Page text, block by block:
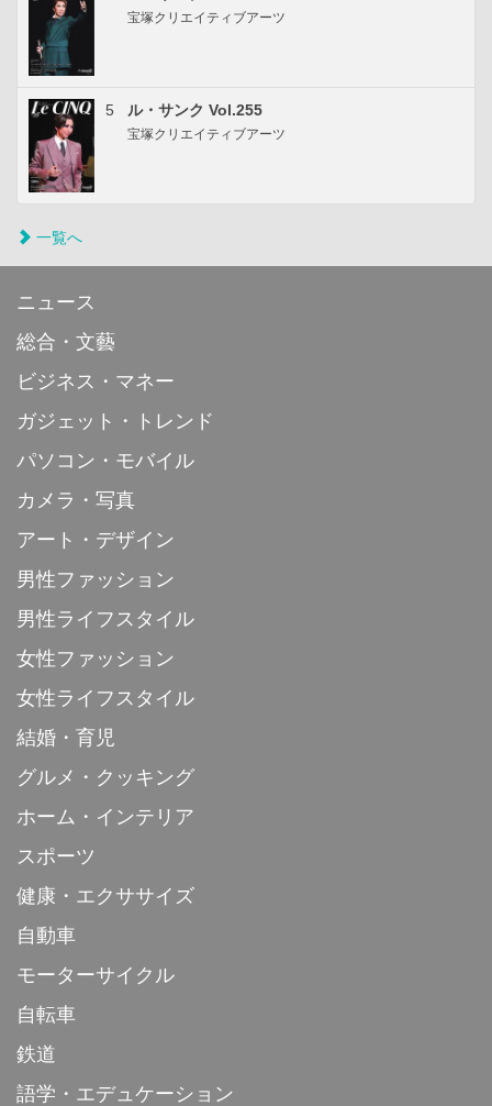
宝塚クリエイティブアーツ
5 ル・サンク Vol.255
宝塚クリエイティブアーツ
一覧へ
ニュース
総合・文藝
ビジネス・マネー
ガジェット・トレンド
パソコン・モバイル
カメラ・写真
アート・デザイン
男性ファッション
男性ライフスタイル
女性ファッション
女性ライフスタイル
結婚・育児
グルメ・クッキング
ホーム・インテリア
スポーツ
健康・エクササイズ
自動車
モーターサイクル
自転車
鉄道
語学・エデュケーション